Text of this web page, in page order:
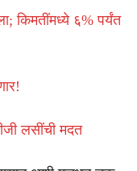
किमतींमध्ये ६% पर्यंत
लसींची मदत